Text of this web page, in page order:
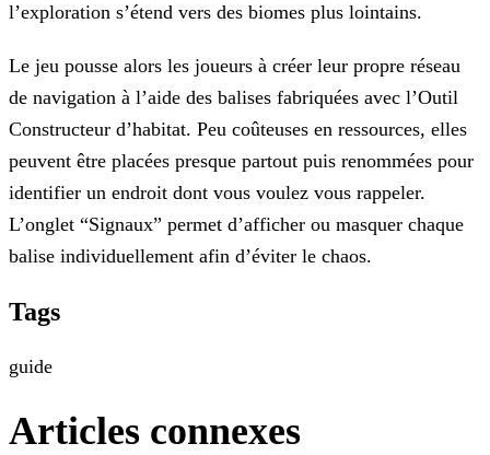
l’exploration s’étend vers des biomes plus lointains.
Le jeu pousse alors les joueurs à créer leur propre réseau
de navigation à l’aide des balises fabriquées avec l’Outil
Constructeur d’habitat. Peu coûteuses en ressources, elles
peuvent être placées presque partout puis renommées pour
identifier un endroit dont vous voulez vous rappeler.
L’onglet “Signaux” permet d’afficher ou masquer chaque
balise individuellement afin d’éviter le chaos.
Tags
guide
Articles connexes